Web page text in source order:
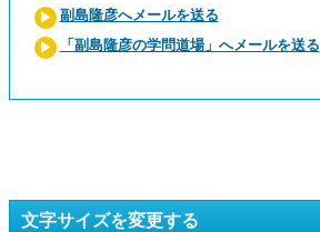
副島隆彦へメールを送る
「副島隆彦の学問道場」へメールを送る
文字サイズを変更する